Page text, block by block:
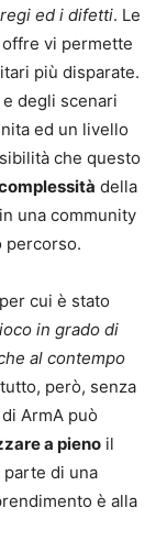
ed i difetti. Le
vi permette
più disparate.
degli scenari
ed un livello
che questo
della
una community
percorso.
cui è stato
in grado di
al contempo
però, senza
ArmA può
a pieno il
di una
è alla